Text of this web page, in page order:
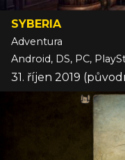
SYBERIA
Adventura
Android, DS, PC,
31. říjen 2019